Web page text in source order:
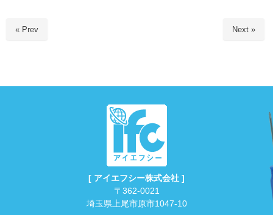
« Prev Next »
[ アイエフシー株式会社 ]
〒362-0021
埼玉県上尾市原市1047-10